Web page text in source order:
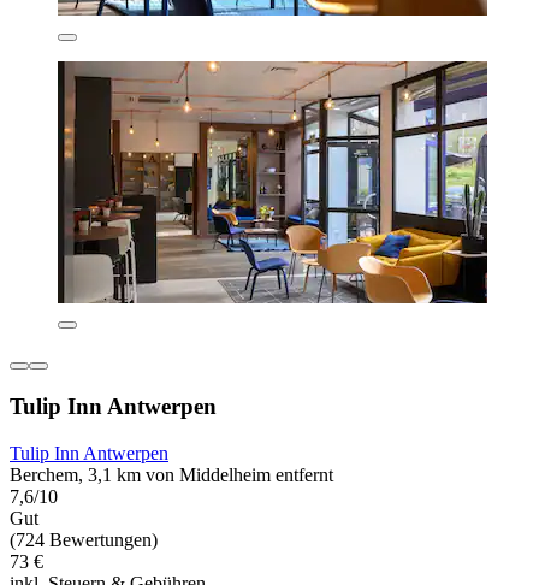
Tulip Inn Antwerpen
Tulip Inn Antwerpen
Berchem, 3,1 km von Middelheim entfernt
7,6/10
Gut
(724 Bewertungen)
73 €